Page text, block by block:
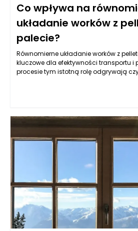
Co wpływa na
układanie worków z
palecie?
Równomierne układanie worków z
kluczowe dla efektywności transportu i
procesie tym istotną rolę odgrywają
szybkim napełnianiu, mają znaczący
mogą podnieść stabilność ładunku na
zawartość przed ewentualnymi